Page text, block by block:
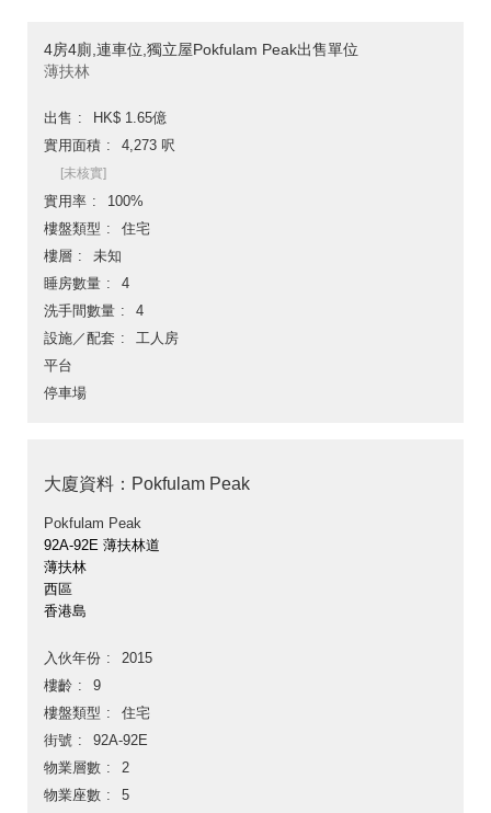
4房4廁,連車位,獨立屋Pokfulam Peak出售單位
薄扶林
出售
HK$ 1.65億
實用面積
4,273 呎
[未核實]
實用率
100%
樓盤類型
住宅
樓層
未知
睡房數量
4
洗手間數量
4
設施／配套
工人房
平台
停車場
大廈資料：Pokfulam Peak
Pokfulam Peak
92A-92E 薄扶林道
薄扶林
西區
香港島
入伙年份
2015
樓齡
9
樓盤類型
住宅
街號
92A-92E
物業層數
2
物業座數
5